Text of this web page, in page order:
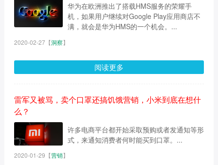
华为在欧洲推出了搭载HMS服务的荣耀手
机，如果用户继续对Google Play应用商店不
满，就会是华为HMS的一个机会。...
2020-02-27【洞察】
阅读更多
雷军又被骂，卖个口罩还搞饥饿营销，小米到底在想什
么？
许多电商平台都开始采取预购或者发通知等形
式，来通知消费者何时能买到口罩。...
2020-01-29 【营销】